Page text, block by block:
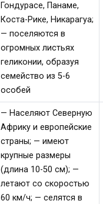
Гондурасе, Панаме,
Коста-Рике, Никарагуа;
— поселяются в
огромных листьях
геликонии, образуя
семейство из 5-6
особей
— Населяют Северную
Африку и европейские
страны; — имеют
крупные размеры
(длина 10-50 см); —
летают со скоростью
60 км/ч; — селятся в